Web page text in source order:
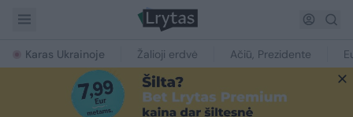
Karas Ukrainoje Žalioji erdvė Ačiū, Prezidente